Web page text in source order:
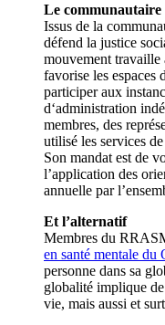
Le communautaire
Issus de la
défend la justice
mouvement travaille
favorise les espaces
participer aux
d‘administration
membres, des
utilisé les services
Son mandat est de
l’application des
annuelle par
Et l’alternatif
Membres du
en santé mentale du
personne dans sa
globalité implique
vie, mais aussi et